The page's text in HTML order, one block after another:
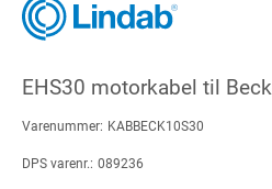
EHS30 motorkabel til
Varenummer: KABBECK10S30
DPS varenr.: 089236